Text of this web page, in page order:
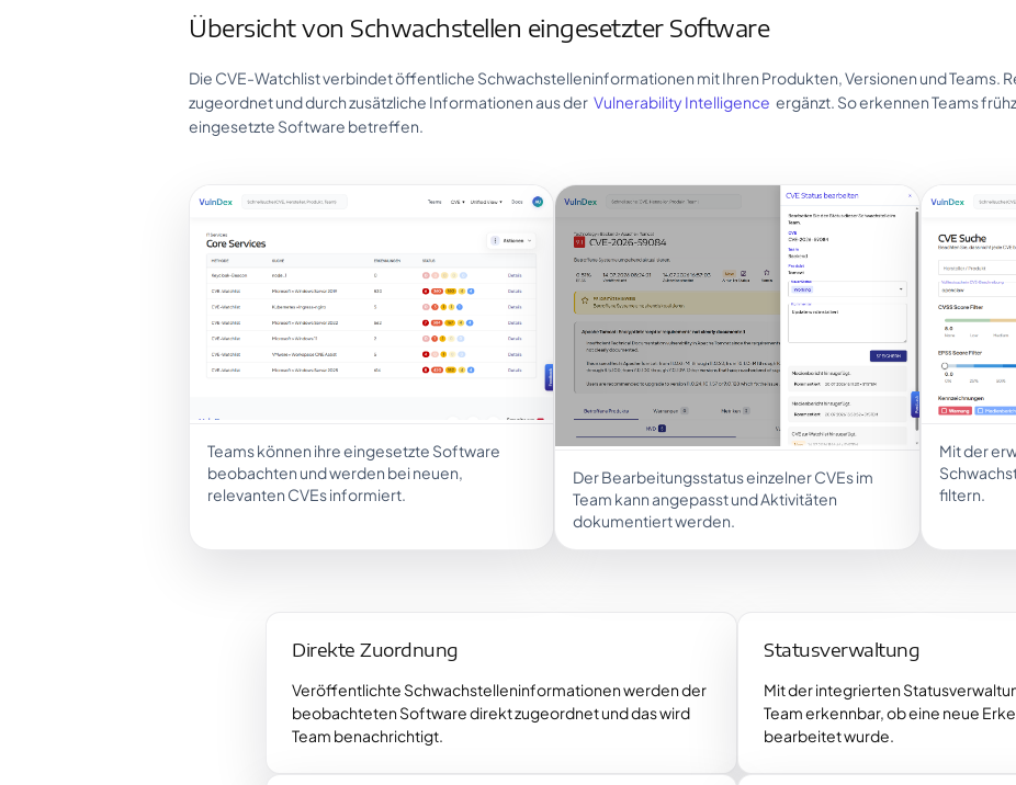
Übersicht von Schwachstellen eingesetzter Software
Die CVE-Watchlist verbindet öffentliche Schwachstelleninformationen mit Ihren Produkten, Versionen und Teams.
zugeordnet und durch zusätzliche Informationen aus der Vulnerability Intelligence ergänzt. So erkennen Teams
eingesetzte Software betreffen.
Teams können ihre eingesetzte Software
beobachten und werden bei neuen,
relevanten CVEs informiert.
Der Bearbeitungsstatus einzelner CVEs im
Team kann angepasst und Aktivitäten
dokumentiert werden.
Mit der
filtern.
Direkte Zuordnung
Veröffentlichte Schwachstelleninformationen werden der
beobachteten Software direkt zugeordnet und das wird
Team benachrichtigt.
Statusverwaltung
Mit der integrierten
Team erkennbar, ob eine neue
bearbeitet wurde.